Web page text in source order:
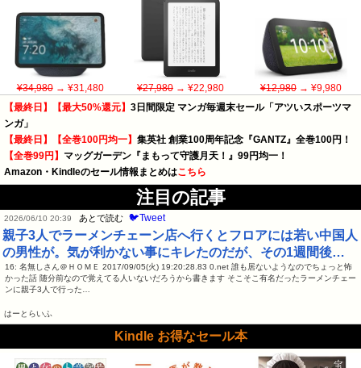
¥34,980→ ¥31,480 ¥27,980→ ¥22,980 ¥12,980→ ¥9,980
【最終日】【最大50%還元】 3日間限定 マンガ毎週末セール「アツいスポーツマ
ンガ」
【最終日】【全巻100円均一】 集英社 創業100周年記念『GANTZ』全巻100円！
【全巻99円】 マッグガーデン『まもって守護月天！』99円均一！
Amazon・Kindleのセール情報まとめはこちら
注目の記事
2026/06/10 20:39 あとで読む 🐦Tweet
親子3人でラーメンチェーン店へ行くとフロアには若い中国人
の男性が。気が利かない事にキレたのだが、その1週間後…
16: 名無しさん＠ＨＯＭＥ 2017/09/05(火) 19:20:28.83 0.net 誰も居ないようなのでちょっと怖
かった話 随分前なので覚えてる人いないだろうから書きます そこそこ有名だったラーメンチェー
ンに親子3人で行った…
はーとらいふ
Kindle お得なセール本